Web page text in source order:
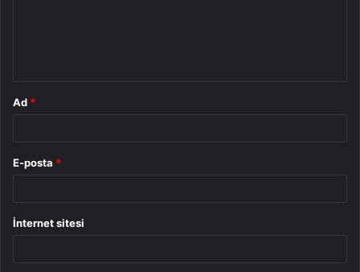
Ad *
E-posta *
İnternet sitesi